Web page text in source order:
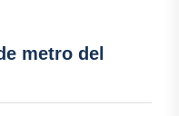
metro del